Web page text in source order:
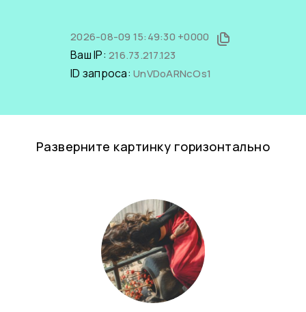
2026-08-09 15:49:30 +0000
Ваш IP: 216.73.217.123
ID запроса: UnVDoARNcOs1
Разверните картинку горизонтально